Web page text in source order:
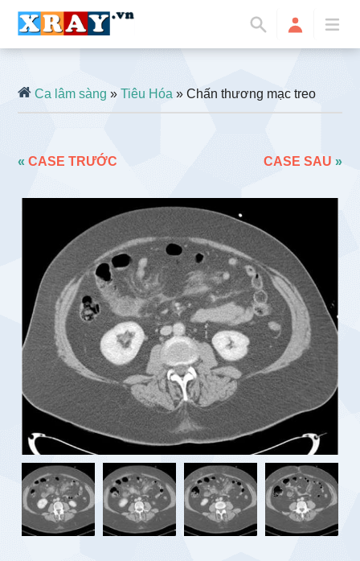
Ca lâm sàng »Tiêu Hóa » Chấn thương mạc treo
«CASE TRƯỚC CASE SAU »